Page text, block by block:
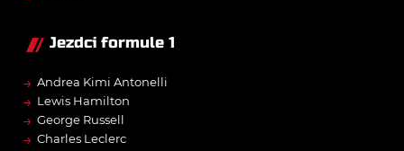
Jezdci formule 1
→ Andrea Kimi Antonelli
→ Lewis Hamilton
→ George Russell
→ Charles Leclerc